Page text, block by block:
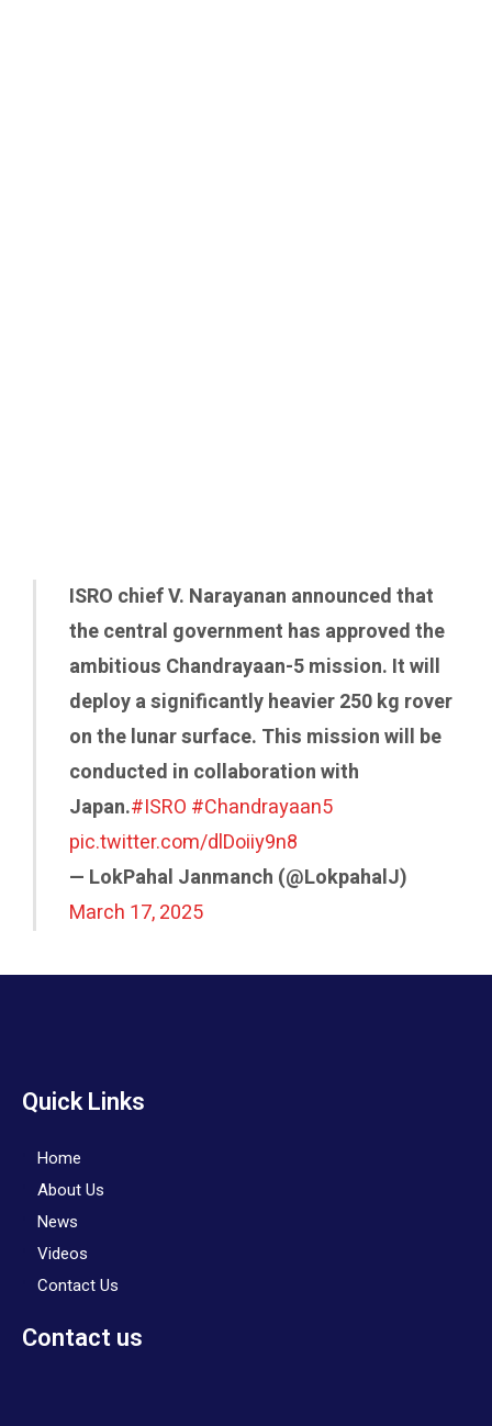
ISRO chief V. Narayanan announced that
the central government has approved the
ambitious Chandrayaan-5 mission. It will
deploy a significantly heavier 250 kg rover
on the lunar surface. This mission will be
conducted in collaboration with
Japan.#ISRO #Chandrayaan5
pic.twitter.com/dlDoiiy9n8
— LokPahal Janmanch (@LokpahalJ)
March 17, 2025
Quick Links
Home
About Us
News
Videos
Contact Us
Contact us